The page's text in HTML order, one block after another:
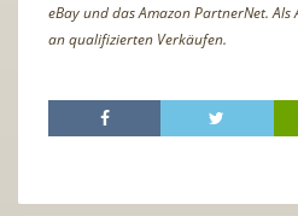
eBay und das Amazon PartnerNet.
an qualifizierten Verkäufen.